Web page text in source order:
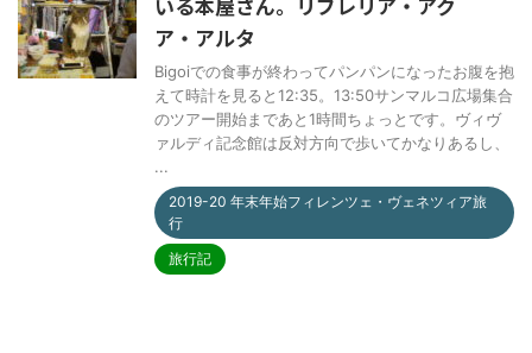
ア・アルタ
Bigoiでの食事が終わってパンパンになったお腹を抱
えて時計を見ると12:35。13:50サンマルコ広場集合
のツアー開始まであと1時間ちょっとです。ヴィヴ
ァルディ記念館は反対方向で歩いてかなりあるし、
...
2019-20 年末年始フィレンツェ・ヴェネツィア旅
行
旅行記